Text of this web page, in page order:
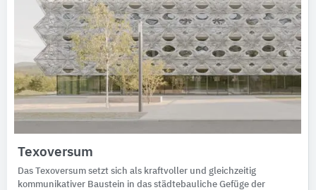
Texoversum
Das Texoversum setzt sich als kraftvoller und gleichzeitig
kommunikativer Baustein in das städtebauliche Gefüge der